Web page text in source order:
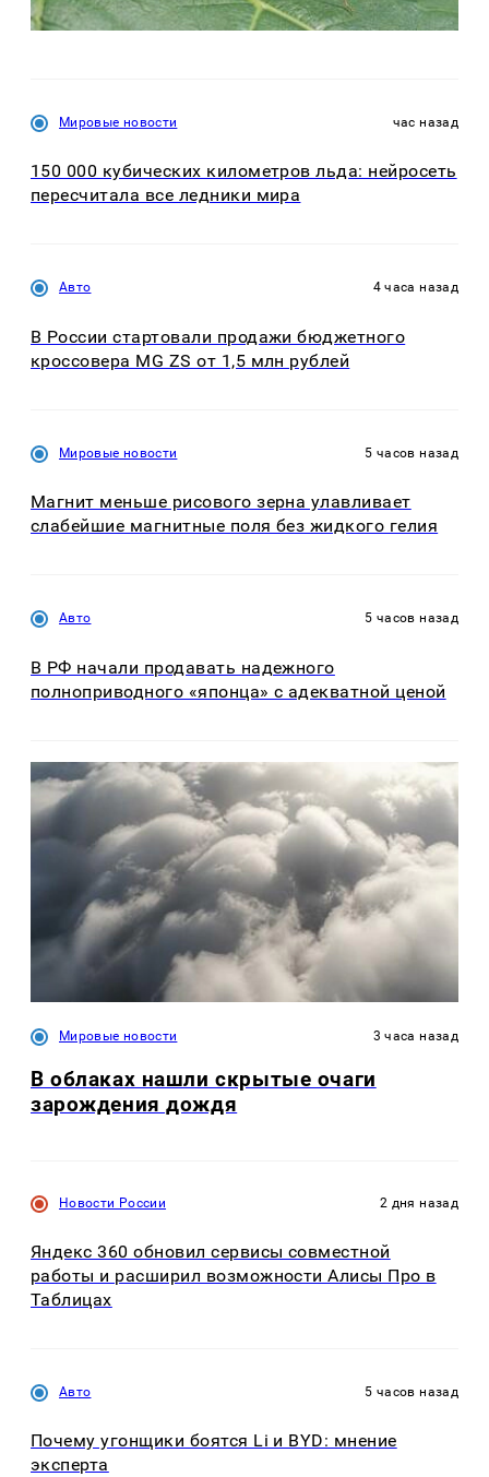
Мировые новости час назад
150 000 кубических километров льда: нейросеть
пересчитала все ледники мира
Авто 4 часа назад
В России стартовали продажи бюджетного
кроссовера MG ZS от 1,5 млн рублей
Мировые новости 5 часов назад
Магнит меньше рисового зерна улавливает
слабейшие магнитные поля без жидкого гелия
Авто 5 часов назад
В РФ начали продавать надежного
полноприводного «японца» с адекватной ценой
Мировые новости 3 часа назад
В облаках нашли скрытые очаги
зарождения дождя
Новости России 2 дня назад
Яндекс 360 обновил сервисы совместной
работы и расширил возможности Алисы Про в
Таблицах
Авто 5 часов назад
Почему угонщики боятся Li и BYD: мнение
эксперта